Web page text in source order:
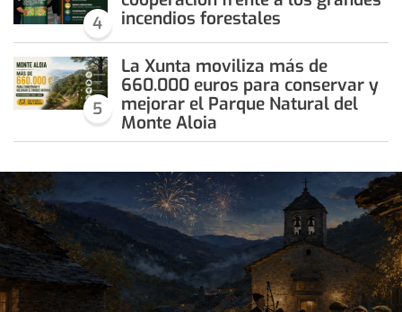
4
incendios forestales
5
La Xunta moviliza más de
660.000 euros para conservar y
mejorar el Parque Natural del
Monte Aloia